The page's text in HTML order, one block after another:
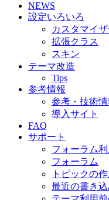
NEWS
設定いろいろ
カスタマイ
拡張クラス
スキン
テーマ改造
Tips
参考情報
参考・技術情
導入サイト
FAQ
サポート
フォーラム
フォーラム
トピックの
最近の書き